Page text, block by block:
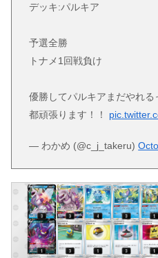
デッキ:パルキア
予選全勝
トナメ1回戦負け
優勝してパルキアまだやれ
都頑張ります！！
— わかめ (@c_j_takeru)